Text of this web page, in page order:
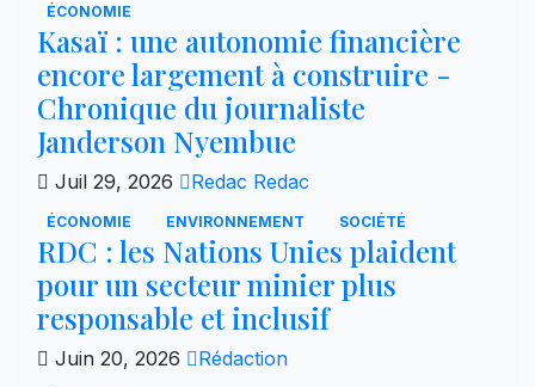
ÉCONOMIE
Kasaï : une autonomie financière
encore largement à construire -
Chronique du journaliste
Janderson Nyembue
Juil 29, 2026 Redac Redac
ÉCONOMIE ENVIRONNEMENT SOCIÉTÉ
RDC : les Nations Unies plaident
pour un secteur minier plus
responsable et inclusif
Juin 20, 2026 Rédaction